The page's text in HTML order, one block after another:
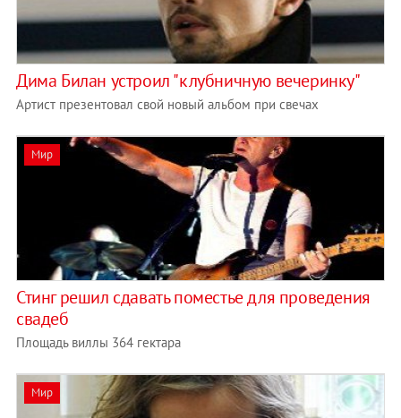
Дима Билан устроил "клубничную вечеринку"
Артист презентовал свой новый альбом при свечах
Мир
Стинг решил сдавать поместье для проведения
свадеб
Площадь виллы 364 гектара
Мир